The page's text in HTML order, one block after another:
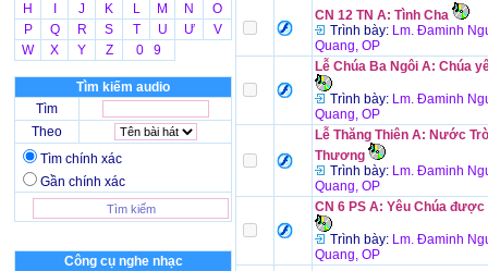
H
J K L M N
O
P
Q R S T U Ư
V
W
X Y Z 0 9
Tìm kiếm audio
Tìm
Theo
Tìm chính xác
Gần chính xác
Công cụ nghe nhạc
CN 12 TN A: Tình Cha
Trình bày: Lm. Đaminh
Quang, OP
Lễ Chúa Ba Ngôi A: Chúa
Trình bày: Lm. Đaminh
Quang, OP
Lễ Thăng Thiên A: Nước
Thương
Trình bày: Lm. Đaminh
Quang, OP
CN 6 PS A: Yêu Chúa được
Trình bày: Lm. Đaminh
Quang, OP